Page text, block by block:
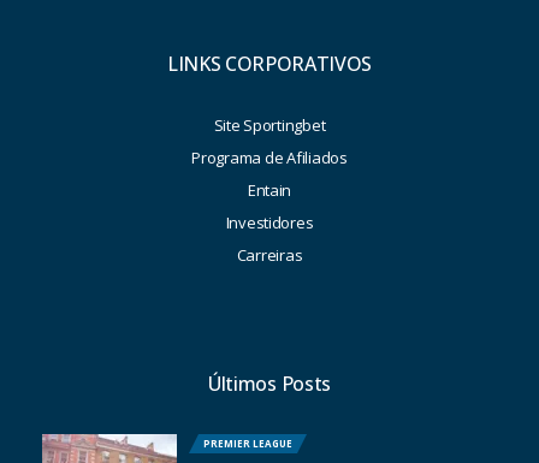
LINKS CORPORATIVOS
Site Sportingbet
Programa de Afiliados
Entain
Investidores
Carreiras
Últimos Posts
PREMIER LEAGUE